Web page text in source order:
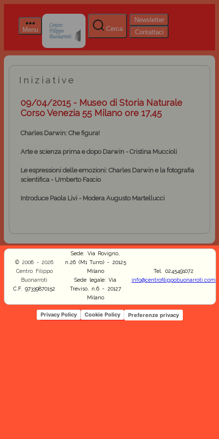
Menu Cerca
Newsletter
Contattaci
Iniziative
09/04/2015 - Museo di Storia Naturale
Corso Venezia 55 Milano ore 17,45
Charles Darwin: Che figura!
Arte e scienza prima e dopo Darwin - Cristina Muccioli
Le espressioni delle emozioni: Charles Darwin e la fotografia
scientifica - Umberto Fascio
Introduce Paola Livi - Modera Augusto Martellucci
© 2008 - 2026
Centro Filippo
Buonarroti
C.F. 97339870152
Sede: Via Rovigno,
n.26 (M1 Turro) - 20125
Milano
Sede legale: Via
Treviso, n.6 - 20127
Milano
Tel. 0245491072
info@centrofilippobuonarroti.com
Privacy Policy Cookie Policy Preferenze privacy